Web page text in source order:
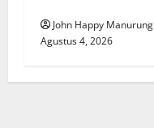
John Happy Manurung
Agustus 4, 2026